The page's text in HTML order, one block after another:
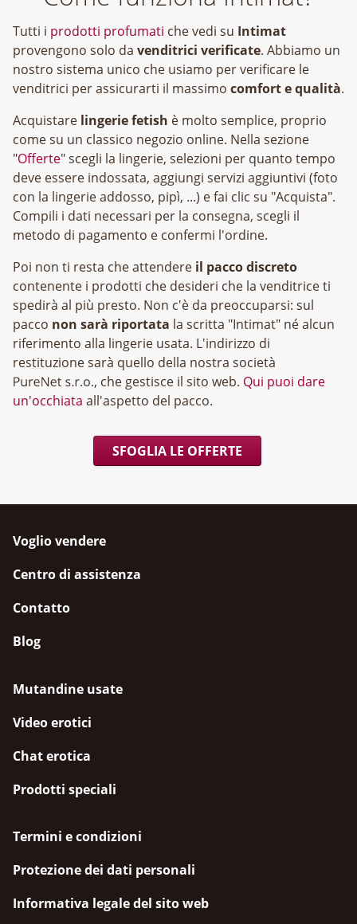
Tutti i prodotti profumati che vedi su Intimat
provengono solo da venditrici verificate. Abbiamo un
nostro sistema unico che usiamo per verificare le
venditrici per assicurarti il massimo comfort e qualità.
Acquistare lingerie fetish è molto semplice, proprio
come su un classico negozio online. Nella sezione
"Offerte" scegli la lingerie, selezioni per quanto tempo
deve essere indossata, aggiungi servizi aggiuntivi (foto
con la lingerie addosso, pipì, ...) e fai clic su "Acquista".
Compili i dati necessari per la consegna, scegli il
metodo di pagamento e confermi l'ordine.
Poi non ti resta che attendere il pacco discreto
contenente i prodotti che desideri che la venditrice ti
spedirà al più presto. Non c'è da preoccuparsi: sul
pacco non sarà riportata la scritta "Intimat" né alcun
riferimento alla lingerie usata. L'indirizzo di
restituzione sarà quello della nostra società
, che gestisce il sito web. Qui puoi dare
un'occhiata all'aspetto del pacco.
SFOGLIA LE OFFERTE
Voglio vendere
Centro di assistenza
Contatto
Blog
Mutandine usate
Video erotici
Chat erotica
Prodotti speciali
Termini e condizioni
Protezione dei dati personali
Informativa legale del sito web